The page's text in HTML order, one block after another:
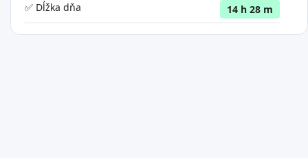
✅ Dĺžka dňa
14 h 28 m